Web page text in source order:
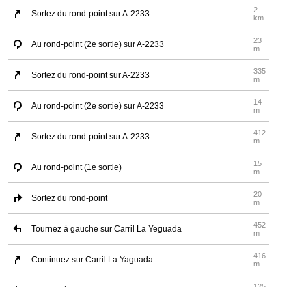
Sortez du rond-point sur A-2233
2
km
Au rond-point (2e sortie) sur A-2233
23
m
Sortez du rond-point sur A-2233
335
m
Au rond-point (2e sortie) sur A-2233
14
m
Sortez du rond-point sur A-2233
412
m
Au rond-point (1e sortie)
15
m
Sortez du rond-point
20
m
Tournez à gauche sur Carril La Yeguada
452
m
Continuez sur Carril La Yaguada
416
m